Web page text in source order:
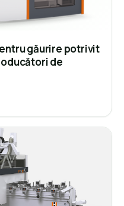
găurire potrivit
de